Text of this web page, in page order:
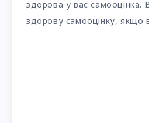
здорова у вас самооцінка.
здорову самооцінку, якщо